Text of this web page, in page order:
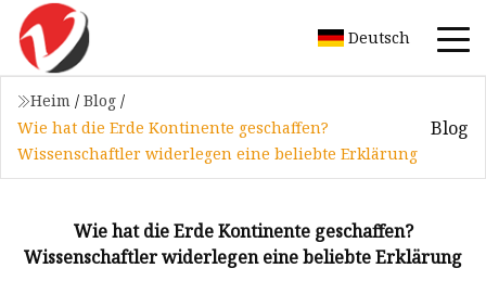
Deutsch
Heim / Blog /
Wie hat die Erde Kontinente geschaffen?
Wissenschaftler widerlegen eine beliebte Erklärung
Blog
Wie hat die Erde Kontinente geschaffen?
Wissenschaftler widerlegen eine beliebte Erklärung